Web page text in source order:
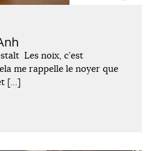
Les noix, c’est
me rappelle le noyer que
[…]